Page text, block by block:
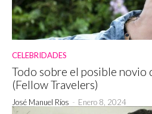
CELEBRIDADES
Todo sobre el posible novio
(Fellow Travelers)
José Manuel Ríos - Enero 8, 2024